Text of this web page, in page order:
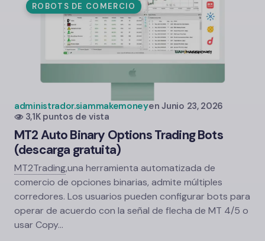
ROBOTS DE COMERCIO
administrador.siammakemoneyen Junio 23, 2026
3,1K puntos de vista
MT2 Auto Binary Options Trading Bots
(descarga gratuita)
MT2Trading,una herramienta automatizada de
comercio de opciones binarias, admite múltiples
corredores. Los usuarios pueden configurar bots para
operar de acuerdo con la señal de flecha de MT 4/5 o
usar Copy...